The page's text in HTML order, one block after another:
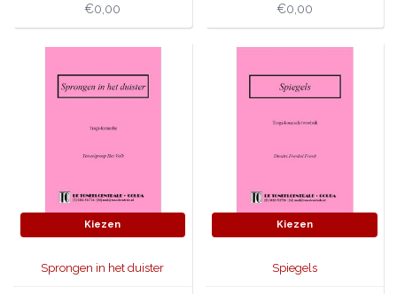
€0,00 €0,00
Kiezen
Sprongen in het duister
Kiezen
Spiegels